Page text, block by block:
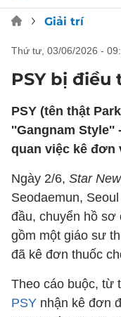
Giải trí
thứ tư, 03/06/2026 -
PSY bị điều
PSY (tên thật
''Gangnam Style''
quan việc kê đơn
Ngày 2/6, Star
Seodaemun,
đầu, chuyển hồ sơ
gồm một giáo sư
đã kê đơn thuốc
Theo cáo buộc, từ
PSY nhận kê đơn